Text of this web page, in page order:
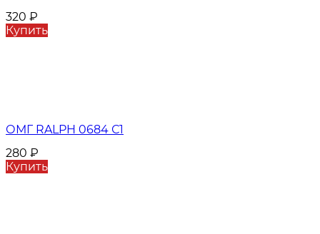
320 ₽
Купить
ОМГ RALPH 0684 С1
280 ₽
Купить